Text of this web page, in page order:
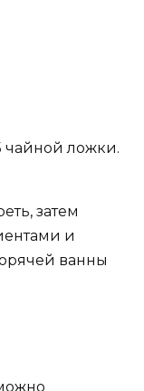
чайной ложки.
затем
и
ванны